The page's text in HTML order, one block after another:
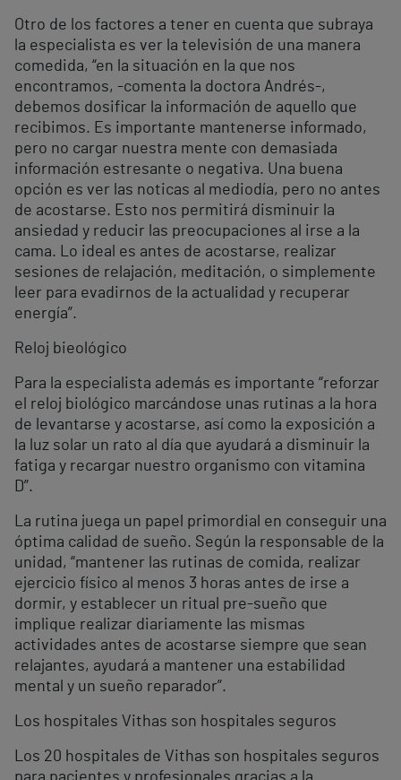
Otro de los factores a tener en cuenta que subraya
la especialista es ver la televisión de una manera
comedida, “en la situación en la que nos
encontramos, -comenta la doctora Andrés-,
debemos dosificar la información de aquello que
recibimos. Es importante mantenerse informado,
pero no cargar nuestra mente con demasiada
información estresante o negativa. Una buena
opción es ver las noticas al mediodía, pero no antes
de acostarse. Esto nos permitirá disminuir la
ansiedad y reducir las preocupaciones al irse a la
cama. Lo ideal es antes de acostarse, realizar
sesiones de relajación, meditación, o simplemente
leer para evadirnos de la actualidad y recuperar
energía”.
Reloj bieológico
Para la especialista además es importante “reforzar
el reloj biológico marcándose unas rutinas a la hora
de levantarse y acostarse, así como la exposición a
la luz solar un rato al día que ayudará a disminuir la
fatiga y recargar nuestro organismo con vitamina
D”.
La rutina juega un papel primordial en conseguir una
óptima calidad de sueño. Según la responsable de la
unidad, “mantener las rutinas de comida, realizar
ejercicio físico al menos 3 horas antes de irse a
dormir, y establecer un ritual pre-sueño que
implique realizar diariamente las mismas
actividades antes de acostarse siempre que sean
relajantes, ayudará a mantener una estabilidad
mental y un sueño reparador”.
Los hospitales Vithas son hospitales seguros
Los 20 hospitales de Vithas son hospitales seguros